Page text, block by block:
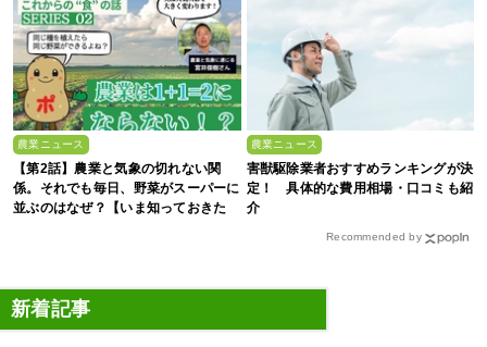
農業ニュース
【第2話】農業と気象の切れない関
係。それでも毎日、野菜がスーパーに
並ぶのはなぜ？【いま知っておきた
農業ニュース
害獣駆除業者おすすめランキングが決
定！ 具体的な費用相場・口コミも紹
介
Recommended by
新着記事